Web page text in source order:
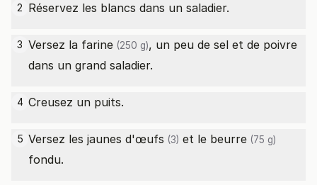
2 Réservez les blancs dans un saladier.
3 Versez la farine (250 g), un peu de sel et de poivre
dans un grand saladier.
4 Creusez un puits.
5 Versez les jaunes d'œufs (3) et le beurre (75 g)
fondu.